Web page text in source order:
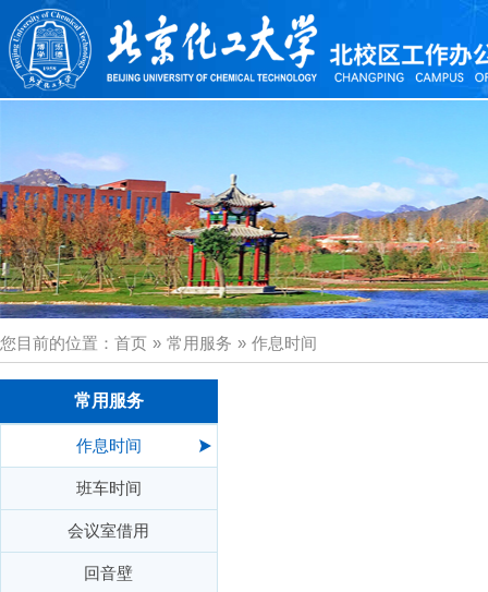
您目前的位置： 首页 » 常用服务 » 作息时间
常用服务
作息时间
班车时间
会议室借用
回音壁